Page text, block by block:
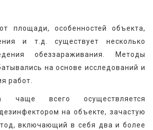
площади, особенностей объекта,
и т.д. существует несколько
обеззараживания. Методы
на основе исследований и
работ.
чаще всего осуществляется
на объекте, зачастую
включающий в себя два и более